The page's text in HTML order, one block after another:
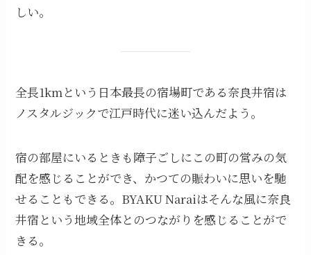
しい。
全長1kmという日本最長の宿場町である奈良井宿は
ノスタルジックで江戸時代に迷い込んだよう。
宿の部屋にいるときも障子ごしにこの町の営みの気
配を感じることができ、かつての賑わいに思いを馳
せることもできる。BYAKU Naraiはそんな風に奈良
井宿という地域全体とのつながりを感じることがで
きる。